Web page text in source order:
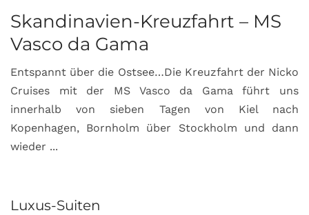
Skandinavien-Kreuzfahrt – MS
Vasco da Gama
Entspannt über die Ostsee…Die Kreuzfahrt der Nicko
Cruises mit der MS Vasco da Gama führt uns
innerhalb von sieben Tagen von Kiel nach
Kopenhagen, Bornholm über Stockholm und dann
wieder ...
Luxus-Suiten